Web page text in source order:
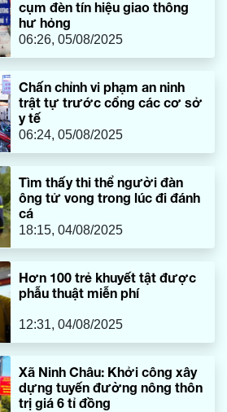
cụm đèn tín hiệu giao thông
hư hỏng
06:26, 05/08/2025
Chấn chỉnh vi phạm an ninh
trật tự trước cổng các cơ sở
y tế
06:24, 05/08/2025
Tìm thấy thi thể người đàn
ông tử vong trong lúc đi đánh
cá
18:15, 04/08/2025
Hơn 100 trẻ khuyết tật được
phẫu thuật miễn phí
12:31, 04/08/2025
Xã Ninh Châu: Khởi công xây
dựng tuyến đường nông thôn
trị giá 6 tỉ đồng